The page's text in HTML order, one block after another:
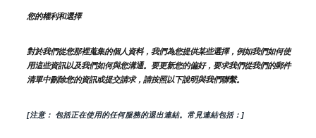
您的權利和選擇
對於我們從您那裡蒐集的個人資料，我們為您提供某些選擇，例如我們如何使
用這些資訊以及我們如何與您溝通。要更新您的偏好，要求我們從我們的郵件
清單中刪除您的資訊或提交請求，請按照以下說明與我們聯繫。
[注意： 包括正在使用的任何服務的退出連結。常見連結包括：]